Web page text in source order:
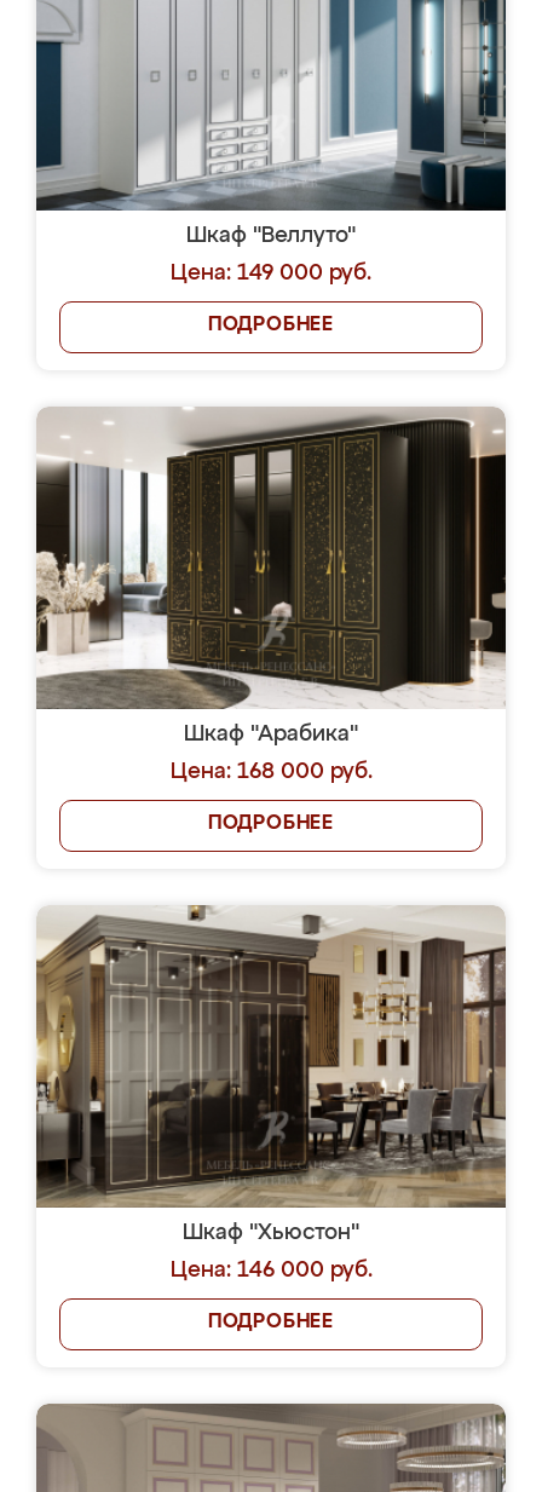
Шкаф "Веллуто"
Цена: 149 000 руб.
ПОДРОБНЕЕ
Шкаф "Арабика"
Цена: 168 000 руб.
ПОДРОБНЕЕ
Шкаф "Хьюстон"
Цена: 146 000 руб.
ПОДРОБНЕЕ